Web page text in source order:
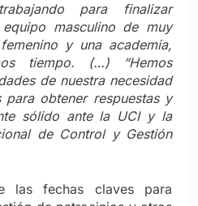
para finalizar
masculino de muy
y una academia,
tiempo. (…) “Hemos
de nuestra necesidad
para obtener respuestas y
sólido ante la UCI y la
de Control y Gestión
las fechas claves para